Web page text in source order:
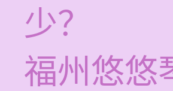
少？
福州悠悠